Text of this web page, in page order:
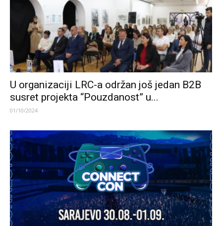
U organizaciji LRC-a održan još jedan B2B
susret projekta “Pouzdanost” u...
01/10/2024